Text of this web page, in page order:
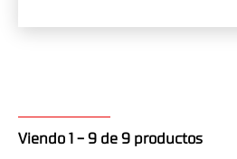
Viendo 1 - 9 de 9 productos